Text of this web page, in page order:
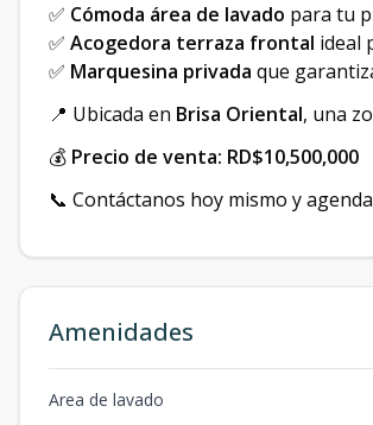
✅ Cómoda área de lavado para tu
✅ Acogedora terraza frontal ideal
✅ Marquesina privada que
📍 Ubicada en Brisa Oriental, una
💰 Precio de venta: RD$10,500,000
📞 Contáctanos hoy mismo y
Amenidades
Area de lavado